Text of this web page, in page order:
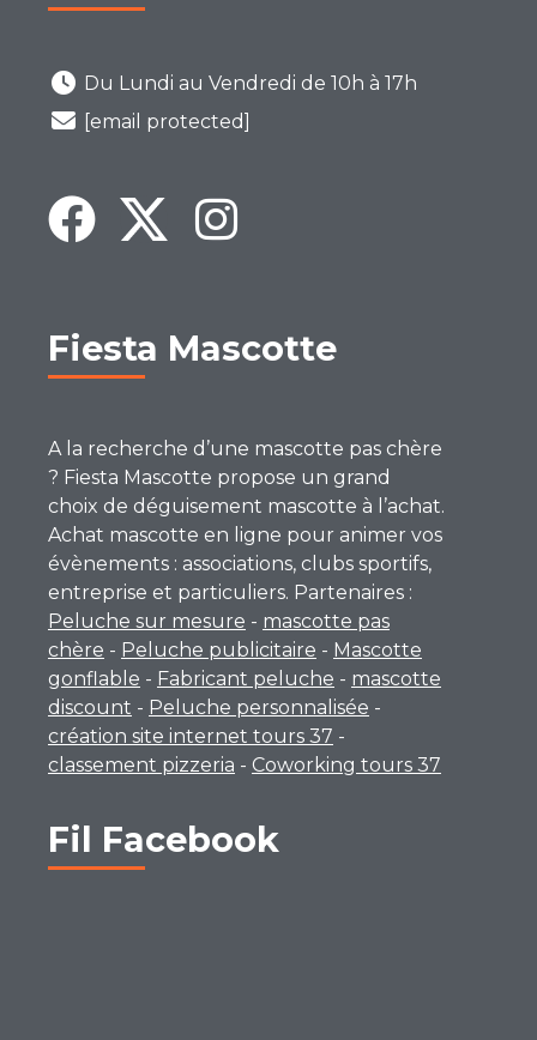
Du Lundi au Vendredi de 10h à 17h
[email protected]
Fiesta Mascotte
A la recherche d’une mascotte pas chère
? Fiesta Mascotte propose un grand
choix de déguisement mascotte à l’achat.
Achat mascotte en ligne pour animer vos
évènements : associations, clubs sportifs,
entreprise et particuliers. Partenaires :
Peluche sur mesure - mascotte pas
chère - Peluche publicitaire - Mascotte
gonflable - Fabricant peluche - mascotte
discount - Peluche personnalisée -
création site internet tours 37 -
classement pizzeria - Coworking tours 37
Fil Facebook